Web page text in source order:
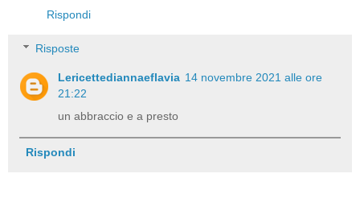
Rispondi
Risposte
Lericettediannaeflavia 14 novembre 2021 alle ore
21:22
un abbraccio e a presto
Rispondi